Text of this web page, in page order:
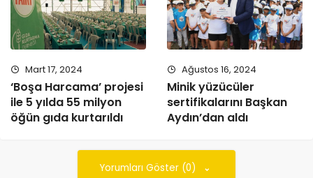
Mart 17, 2024
‘Boşa Harcama’ projesi
ile 5 yılda 55 milyon
öğün gıda kurtarıldı
Ağustos 16, 2024
Minik yüzücüler
sertifikalarını Başkan
Aydın’dan aldı
Yorumları Göster (0)